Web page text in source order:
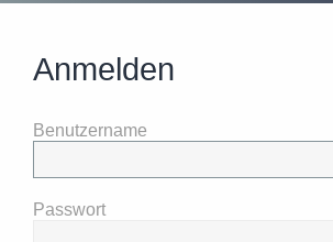
Anmelden
Benutzername
Passwort